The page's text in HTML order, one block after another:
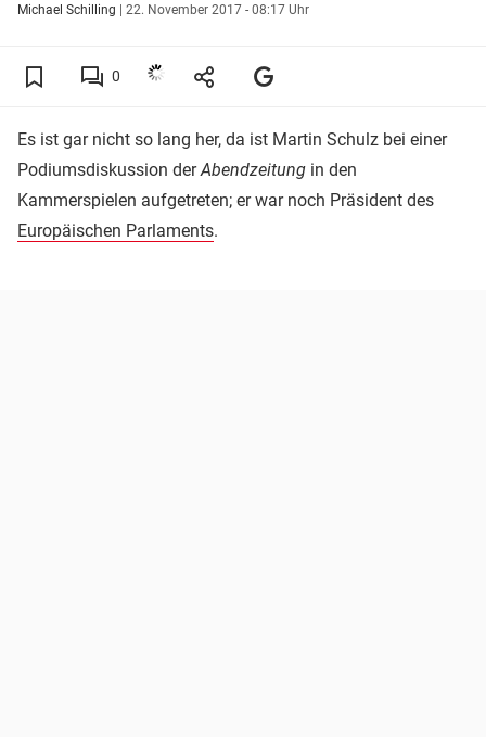
Michael Schilling | 22. November 2017 - 08:17 Uhr
0
Es ist gar nicht so lang her, da ist Martin Schulz bei einer
Podiumsdiskussion derAbendzeitung in den
Kammerspielen aufgetreten; er war noch Präsident des
Europäischen Parlaments.